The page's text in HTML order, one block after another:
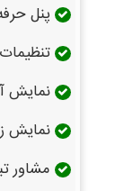
پنل
نمایش
نمایش
مشاور